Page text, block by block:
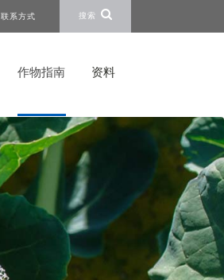
联系方式 搜索
作物指南 资料